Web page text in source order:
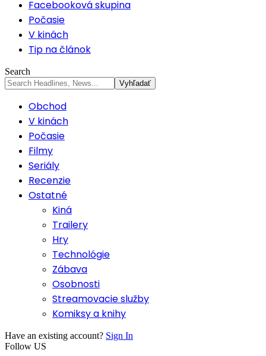
Facebooková skupina
Počasie
V kinách
Tip na článok
Search
Obchod
V kinách
Počasie
Filmy
Seriály
Recenzie
Ostatné
Kiná
Trailery
Hry
Technológie
Zábava
Osobnosti
Streamovacie služby
Komiksy a knihy
Have an existing account? Sign In
Follow US